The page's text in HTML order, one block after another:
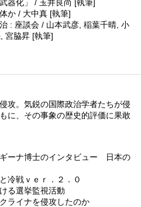
器化」 / 玉井良尚 [執筆]
か / 大中真 [執筆]
: 座談会 / 山本武彦, 稲葉千晴, 小
宮脇昇 [執筆]
攻。気鋭の国際政治学者たちが侵
に、その事象の歴史的評価に果敢
ーナ博士のインタビュー 日本の
冷戦ｖｅｒ．２．０
る選挙監視活動
ライナを侵攻したのか